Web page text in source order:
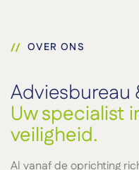
OVER ONS
Adviesbureau
Uw specialist
veiligheid.
Al vanaf de oprichting